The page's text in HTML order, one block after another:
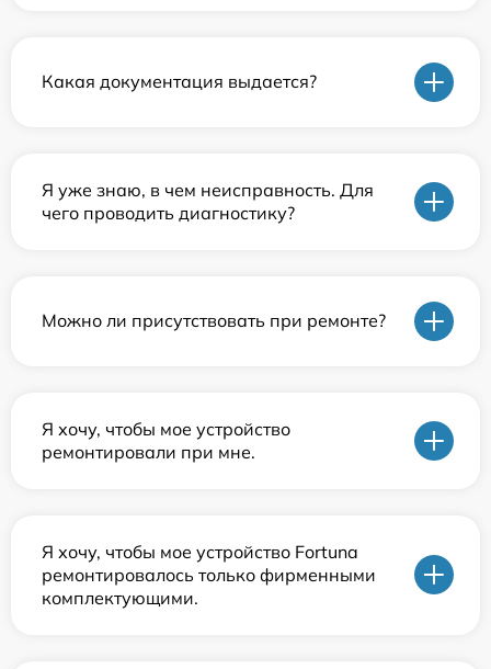
Какая документация выдается?
Я уже знаю, в чем неисправность. Для
чего проводить диагностику?
Можно ли присутствовать при ремонте?
Я хочу, чтобы мое устройство
ремонтировали при мне.
Я хочу, чтобы мое устройство Fortuna
ремонтировалось только фирменными
комплектующими.